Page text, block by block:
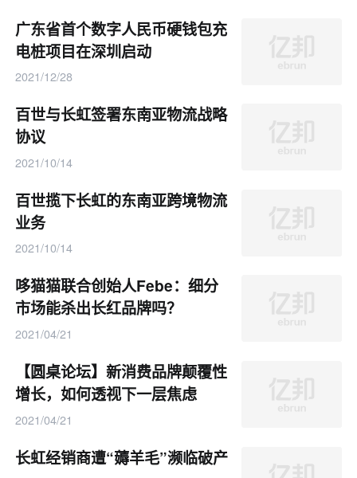
广东省首个数字人民币硬钱包充
电桩项目在深圳启动
2021/12/28
百世与长虹签署东南亚物流战略
协议
2021/10/14
百世揽下长虹的东南亚跨境物流
业务
2021/10/14
哆猫猫联合创始人Febe：细分
市场能杀出长红品牌吗？
2021/04/21
【圆桌论坛】新消费品牌颠覆性
增长，如何透视下一层焦虑
2021/04/21
长虹经销商遭“薅羊毛”濒临破产